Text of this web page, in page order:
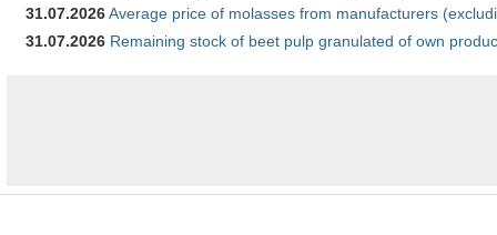
31.07.2026Average price of molasses from manufacturers
31.07.2026 Remaining stock of beet pulp granulated of own